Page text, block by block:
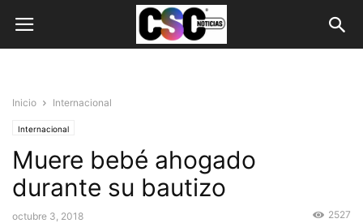
Inicio Internacional
Internacional
Muere bebé ahogado
durante su bautizo
octubre 3, 2018 2527